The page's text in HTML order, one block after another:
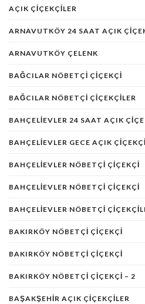
AÇIK ÇIÇEKÇILER
ARNAVUTKÖY 24 SAAT AÇIK
ARNAVUTKÖY ÇELENK
BAĞCILAR NÖBETÇI ÇIÇEKÇI
BAĞCILAR NÖBETÇI ÇIÇEKÇILER
BAHÇELIEVLER 24 SAAT AÇIK
BAHÇELIEVLER GECE AÇIK ÇIÇEKÇI
BAHÇELIEVLER NÖBETÇI ÇIÇEKÇI
BAHÇELIEVLER NÖBETÇI ÇIÇEKÇI
BAHÇELIEVLER NÖBETÇI
BAKIRKÖY NÖBETÇİ ÇİÇEKÇİ
BAKIRKÖY NÖBETÇI ÇIÇEKÇI
BAKIRKÖY NÖBETÇI ÇIÇEKÇI – 2
BAŞAKŞEHIR AÇIK ÇIÇEKÇILER